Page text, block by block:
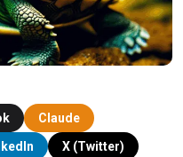
Claude
X (Twitter)